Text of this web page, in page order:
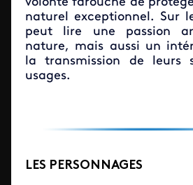
naturel exceptionnel. Sur
peut lire une passion
nature, mais aussi un
la transmission de leurs
usages.
LES PERSONNAGES